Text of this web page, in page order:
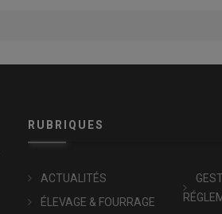
RUBRIQUES
ACTUALITÉS
ÉLEVAGE & FOURRAGE